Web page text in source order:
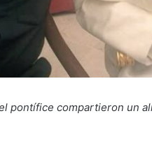
pontífice compartieron un